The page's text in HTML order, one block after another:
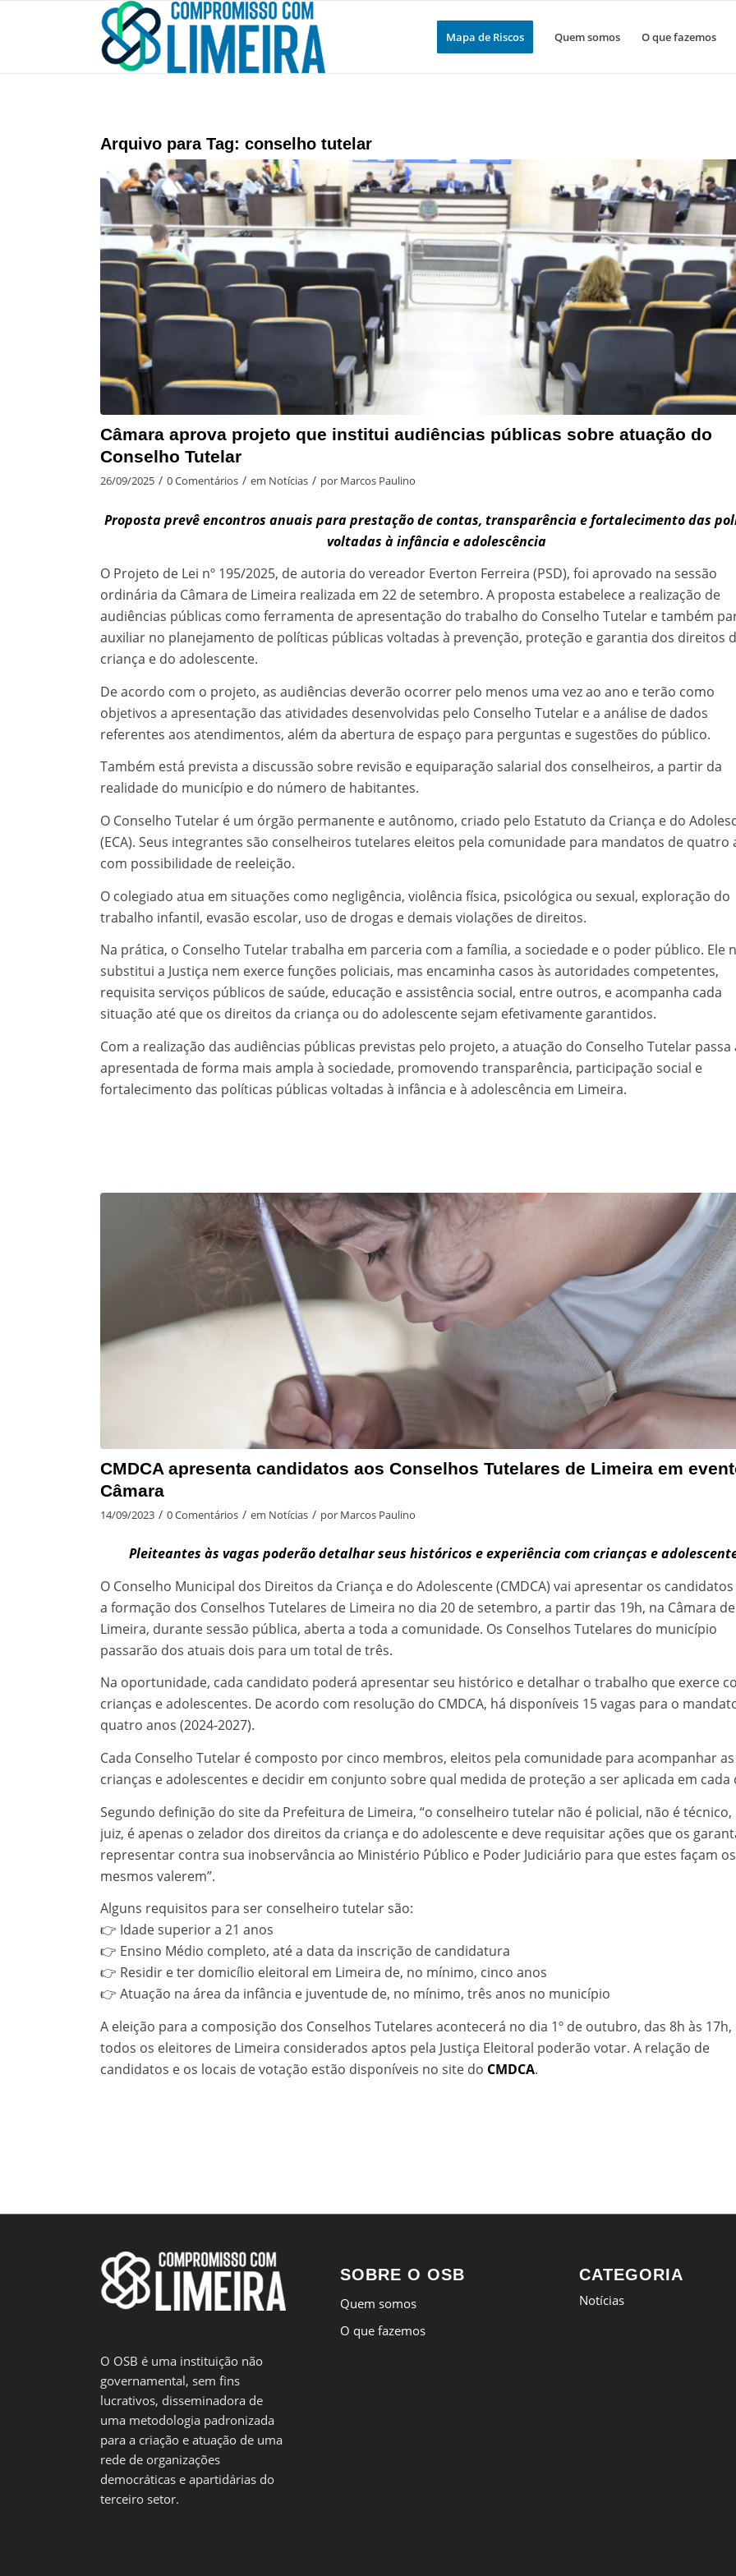
Mapa de Riscos Quem somos O que fazemos
Arquivo para Tag: conselho tutelar
Câmara aprova projeto que institui audiências públicas sobre atuação do
Conselho Tutelar
26/09/2025 / 0 Comentários / em Notícias / por Marcos Paulino
Proposta prevê encontros anuais para prestação de contas, transparência e fortalecimento das
voltadas à infância e adolescência
O Projeto de Lei nº 195/2025, de autoria do vereador Everton Ferreira (PSD), foi aprovado na sessão
ordinária da Câmara de Limeira realizada em 22 de setembro. A proposta estabelece a realização de
audiências públicas como ferramenta de apresentação do trabalho do Conselho Tutelar e também
auxiliar no planejamento de políticas públicas voltadas à prevenção, proteção e garantia dos direitos
criança e do adolescente.
De acordo com o projeto, as audiências deverão ocorrer pelo menos uma vez ao ano e terão como
objetivos a apresentação das atividades desenvolvidas pelo Conselho Tutelar e a análise de dados
referentes aos atendimentos, além da abertura de espaço para perguntas e sugestões do público.
Também está prevista a discussão sobre revisão e equiparação salarial dos conselheiros, a partir da
realidade do município e do número de habitantes.
O Conselho Tutelar é um órgão permanente e autônomo, criado pelo Estatuto da Criança e do
(ECA). Seus integrantes são conselheiros tutelares eleitos pela comunidade para mandatos de quatro
com possibilidade de reeleição.
O colegiado atua em situações como negligência, violência física, psicológica ou sexual, exploração do
trabalho infantil, evasão escolar, uso de drogas e demais violações de direitos.
Na prática, o Conselho Tutelar trabalha em parceria com a família, a sociedade e o poder público. Ele
substitui a Justiça nem exerce funções policiais, mas encaminha casos às autoridades competentes,
requisita serviços públicos de saúde, educação e assistência social, entre outros, e acompanha cada
situação até que os direitos da criança ou do adolescente sejam efetivamente garantidos.
Com a realização das audiências públicas previstas pelo projeto, a atuação do Conselho Tutelar passa
apresentada de forma mais ampla à sociedade, promovendo transparência, participação social e
fortalecimento das políticas públicas voltadas à infância e à adolescência em Limeira.
CMDCA apresenta candidatos aos Conselhos Tutelares de Limeira em
Câmara
14/09/2023 / 0 Comentários / em Notícias / por Marcos Paulino
Pleiteantes às vagas poderão detalhar seus históricos e experiência com crianças e
O Conselho Municipal dos Direitos da Criança e do Adolescente (CMDCA) vai apresentar os
a formação dos Conselhos Tutelares de Limeira no dia 20 de setembro, a partir das 19h, na Câmara de
Limeira, durante sessão pública, aberta a toda a comunidade. Os Conselhos Tutelares do município
passarão dos atuais dois para um total de três.
Na oportunidade, cada candidato poderá apresentar seu histórico e detalhar o trabalho que exerce
crianças e adolescentes. De acordo com resolução do CMDCA, há disponíveis 15 vagas para o
quatro anos (2024-2027).
Cada Conselho Tutelar é composto por cinco membros, eleitos pela comunidade para acompanhar as
crianças e adolescentes e decidir em conjunto sobre qual medida de proteção a ser aplicada em cada
Segundo definição do site da Prefeitura de Limeira, “o conselheiro tutelar não é policial, não é técnico,
juiz, é apenas o zelador dos direitos da criança e do adolescente e deve requisitar ações que os
representar contra sua inobservância ao Ministério Público e Poder Judiciário para que estes façam os
mesmos valerem”.
Alguns requisitos para ser conselheiro tutelar são:
👉 Idade superior a 21 anos
👉 Ensino Médio completo, até a data da inscrição de candidatura
👉 Residir e ter domicílio eleitoral em Limeira de, no mínimo, cinco anos
👉 Atuação na área da infância e juventude de, no mínimo, três anos no município
A eleição para a composição dos Conselhos Tutelares acontecerá no dia 1º de outubro, das 8h às 17h,
todos os eleitores de Limeira considerados aptos pela Justiça Eleitoral poderão votar. A relação de
candidatos e os locais de votação estão disponíveis no site do CMDCA.
O OSB é uma instituição não
governamental, sem fins
lucrativos, disseminadora de
uma metodologia padronizada
para a criação e atuação de uma
rede de organizações
democráticas e apartidárias do
terceiro setor.
SOBRE O OSB
Quem somos
O que fazemos
CATEGORIA
Notícias